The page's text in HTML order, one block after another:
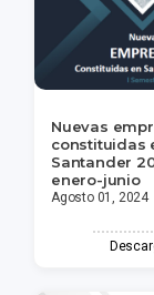
Nuevas
constituidas
Santander
enero-junio
Agosto 01, 2024